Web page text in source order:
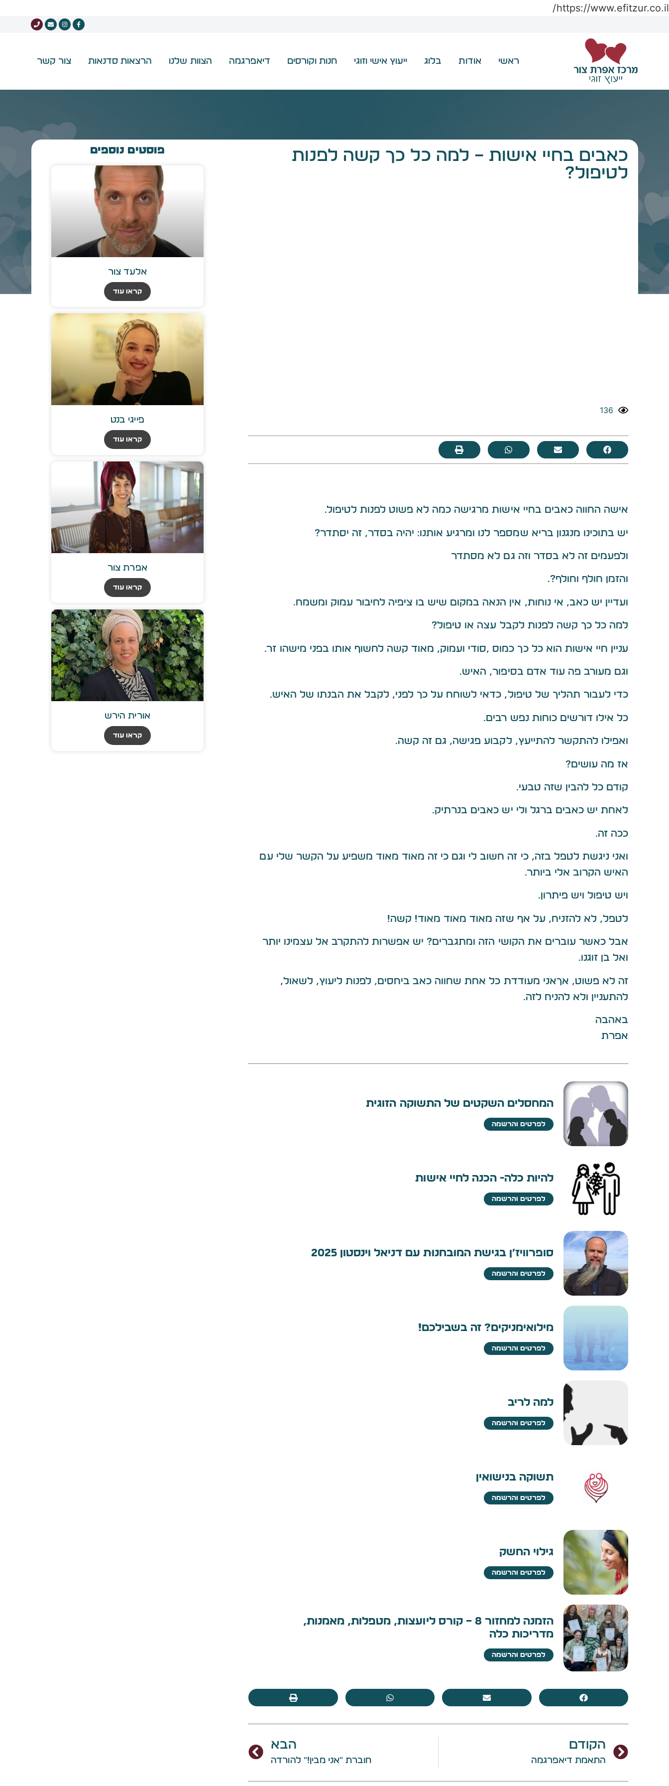
https://www.efitzur.co.il/
ראשי אודות בלוג ייעוץ אישי וזוגי חנות וקורסים דיאפרגמה הצוות שלנו הרצאות סדנאות צור קשר
כאבים בחיי אישות – למה כל כך קשה לפנות
לטיפול?
136
אישה החווה כאבים בחיי אישות מרגישה כמה לא פשוט לפנות לטיפול.
יש בתוכינו מנגנון בריא שמספר לנו ומרגיע אותנו: יהיה בסדר, זה יסתדר?
ולפעמים זה לא בסדר וזה גם לא מסתדר
והזמן חולף וחולף?.
ועדיין יש כאב, אי נוחות, אין הנאה במקום שיש בו ציפיה לחיבור עמוק ומשמח.
למה כל כך קשה לפנות לקבל עצה או טיפול?
עניין חיי אישות הוא כל כך כמוס ,סודי ועמוק, מאוד קשה לחשוף אותו בפני מישהו זר.
וגם מעורב פה עוד אדם בסיפור, האיש.
כדי לעבור תהליך של טיפול, כדאי לשוחח על כך לפני, לקבל את הבנתו של האיש.
כל אילו דורשים כוחות נפש רבים.
ואפילו להתקשר להתייעץ, לקבוע פגישה, גם זה קשה.
אז מה עושים?
קודם כל להבין שזה טבעי.
לאחת יש כאבים ברגל ולי יש כאבים בנרתיק.
ככה זה.
ואני ניגשת לטפל בזה, כי זה חשוב לי וגם כי זה מאוד מאוד משפיע על הקשר שלי עם
האיש הקרוב אלי ביותר.
ויש טיפול ויש פיתרון.
לטפל, לא להזניח, על אף שזה מאוד מאוד מאוד! קשה!
אבל כאשר עוברים את הקושי הזה ומתגברים? יש אפשרות להתקרב אל עצמינו יותר
ואל בן זוגנו.
זה לא פשוט, אךאני מעודדת כל אחת שחווה כאב ביחסים, לפנות ליעוץ, לשאול,
להתעניין ולא להניח לזה.
באהבה
אפרת
המחסלים השקטים של התשוקה הזוגית
לפרטים והרשמה
להיות כלה- הכנה לחיי אישות
לפרטים והרשמה
סופרוויז׳ן בגישת המוּבחנוּת עם דניאל וינסטון 2025
לפרטים והרשמה
מילואימניקים? זה בשבילכם!
לפרטים והרשמה
למה לריב
לפרטים והרשמה
תשוקה בנישואין
לפרטים והרשמה
גילוי החשק
לפרטים והרשמה
הזמנה למחזור 8 – קורס ליועצות, מטפלות, מאמנות,
מדריכות כלה
לפרטים והרשמה
הקודם
התאמת דיאפרגמה
הבא
חוברת "אני מבין!" להורדה
פוסטים נוספים
אלעד צור
קראו עוד
פייגי בנט
קראו עוד
אפרת צור
קראו עוד
אורית הירש
קראו עוד